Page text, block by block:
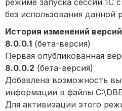
режиме запуска сессии 1С
без использования данной
История изменений
8.0.0.1 (бета-версия)
Первая опубликованная
8.0.0.2 (бета-версия)
Добавлена возможность
информации в файлы
Для активизации этого